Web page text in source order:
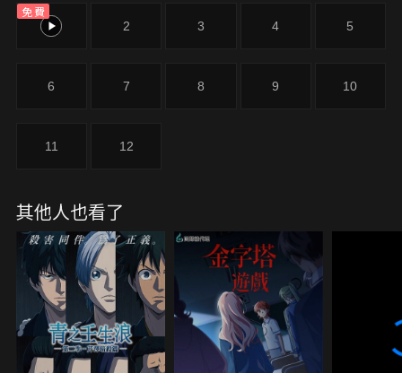
免費
1 2 3 4 5
6 7 8 9 10
11 12
其他人也看了